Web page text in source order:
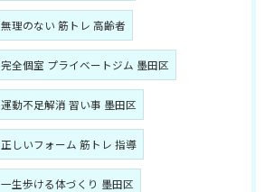
無理のない 筋トレ 高齢者
完全個室 プライベートジム 墨田区
運動不足解消 習い事 墨田区
正しいフォーム 筋トレ 指導
一生歩ける体づくり 墨田区